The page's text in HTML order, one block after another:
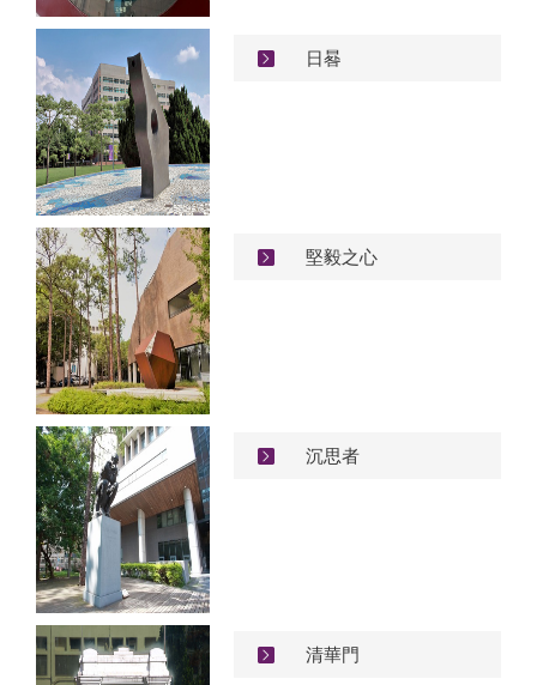
日晷
堅毅之心
沉思者
清華門